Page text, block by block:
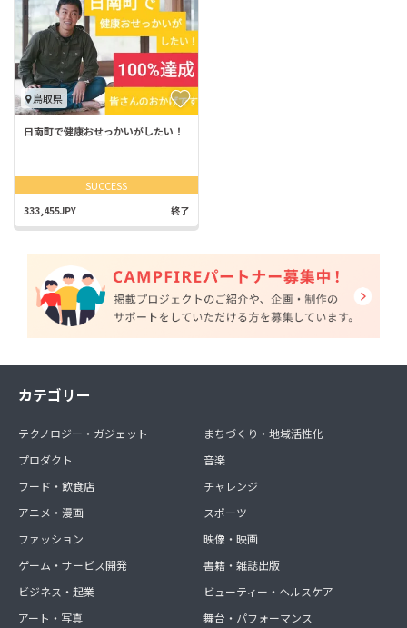
鳥取県
日南町で健康おせっかいがしたい！
SUCCESS
333,455JPY 終了
カテゴリー
テクノロジー・ガジェット
プロダクト
フード・飲食店
アニメ・漫画
ファッション
ゲーム・サービス開発
ビジネス・起業
アート・写真
まちづくり・地域活性化
音楽
チャレンジ
スポーツ
映像・映画
書籍・雑誌出版
ビューティー・ヘルスケア
舞台・パフォーマンス